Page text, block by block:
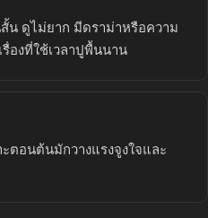
ดูไม่ยาก มีดราม่าหรือความ
องที่ใช้เวลาปูพื้นนาน
ตอนต้นมักวางแรงจูงใจและ